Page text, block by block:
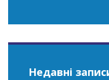
Недавні